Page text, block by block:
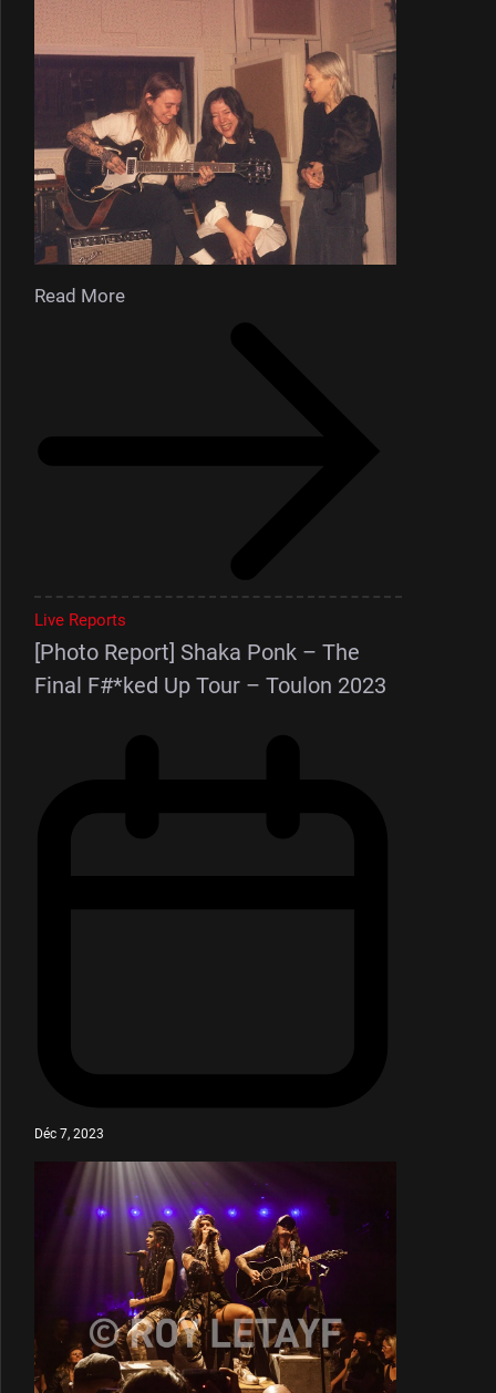
Read More
Live Reports
[Photo Report] Shaka Ponk – The
Final F#*ked Up Tour – Toulon 2023
Déc 7, 2023